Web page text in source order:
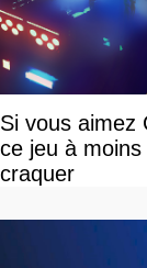
Si vous aimez
ce jeu à
craquer